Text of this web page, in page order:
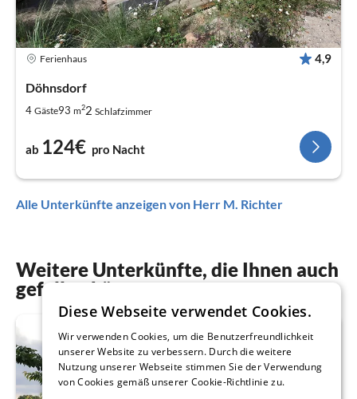
Ferienhaus 4,9
Döhnsdorf
4 Gäste93 m22 Schlafzimmer
ab 124€ pro Nacht
Alle Unterkünfte anzeigen von Herr M. Richter
Weitere Unterkünfte, die Ihnen auch
gefallen könnten
Diese Webseite verwendet Cookies.
Wir verwenden Cookies, um die Benutzerfreundlichkeit
unserer Website zu verbessern. Durch die weitere
Nutzung unserer Webseite stimmen Sie der Verwendung
von Cookies gemäß unserer Cookie-Richtlinie zu.